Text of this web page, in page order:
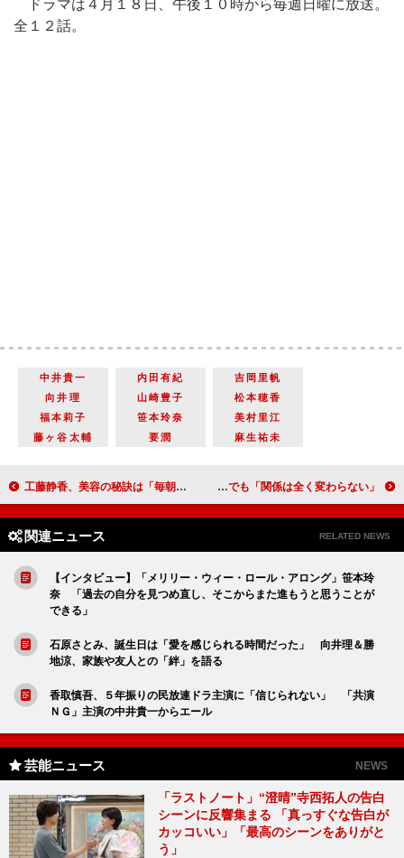
ドラマは４月１８日、午後１０時から毎週日曜に放送。
全１２話。
中井貴一 内田有紀
吉岡里帆
向井理
山崎豊子
松本穂香
福本莉子
笹本玲奈
美村里江
藤ヶ谷太輔
要潤 麻生祐未
工藤静香、美容の秘訣は「毎朝１杯の水」 卓上ウォーターサーバーのイメージモデルに就任 朝ドラ「エール」でライバル役の山崎育三郎と古川雄大 ミュージカルでも「関係は全く変わらない」
関連ニュース RELATED NEWS
【インタビュー】「メリリー・ウィー・ロール・アロング」笹本玲
奈 「過去の自分を見つめ直し、そこからまた進もうと思うことが
できる」
石原さとみ、誕生日は「愛を感じられる時間だった」 向井理＆勝
地涼、家族や友人との「絆」を語る
香取慎吾、５年振りの民放連ドラ主演に「信じられない」 「共演
ＮＧ」主演の中井貴一からエール
芸能ニュース NEWS
「ラストノート」“澄晴”寺西拓人の告白
シーンに反響集まる 「真っすぐな告白が
カッコいい」「最高のシーンをありがと
う」